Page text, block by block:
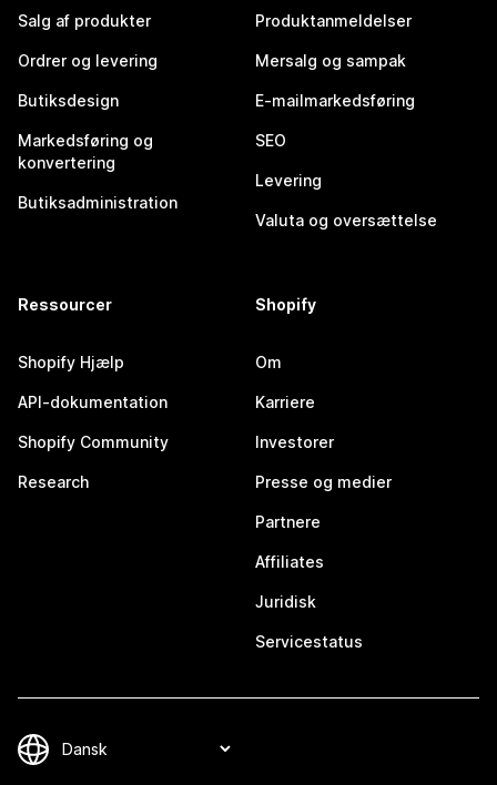
Salg af produkter
Ordrer og levering
Butiksdesign
Markedsføring og
konvertering
Butiksadministration
Produktanmeldelser
Mersalg og sampak
E-mailmarkedsføring
SEO
Levering
Valuta og oversættelse
Ressourcer
Shopify Hjælp
API-dokumentation
Shopify Community
Research
Shopify
Om
Karriere
Investorer
Presse og medier
Partnere
Affiliates
Juridisk
Servicestatus